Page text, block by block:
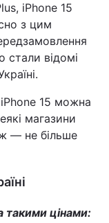
iPhone 15
з цим
стали відомі
15 можна
магазини
— не більше
такими цінами: